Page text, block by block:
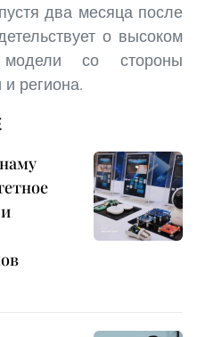
два месяца после
о высоком
со стороны
региона.